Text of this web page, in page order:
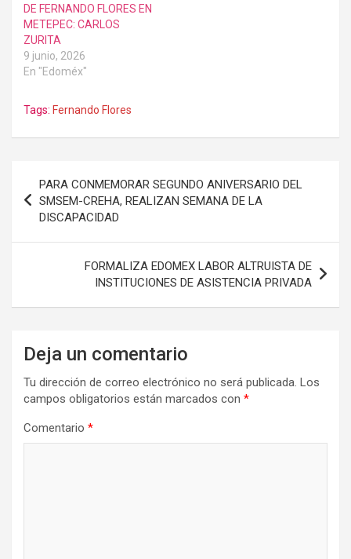
DE FERNANDO FLORES EN
METEPEC: CARLOS
ZURITA
9 junio, 2026
En "Edoméx"
Tags: Fernando Flores
de
entradas
PARA CONMEMORAR SEGUNDO ANIVERSARIO DEL
SMSEM-CREHA, REALIZAN SEMANA DE LA
DISCAPACIDAD
FORMALIZA EDOMEX LABOR ALTRUISTA DE
INSTITUCIONES DE ASISTENCIA PRIVADA
Deja un comentario
Tu dirección de correo electrónico no será publicada. Los
campos obligatorios están marcados con *
Comentario *